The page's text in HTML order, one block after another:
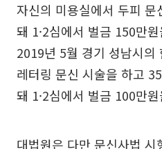
자신의 미용실에서 두피
돼 1·2심에서 벌금 150만
2019년 5월 경기 성남시의
레터링 문신 시술을 하고
돼 1·2심에서 벌금 100만
대법원은 다만 문신사법 시